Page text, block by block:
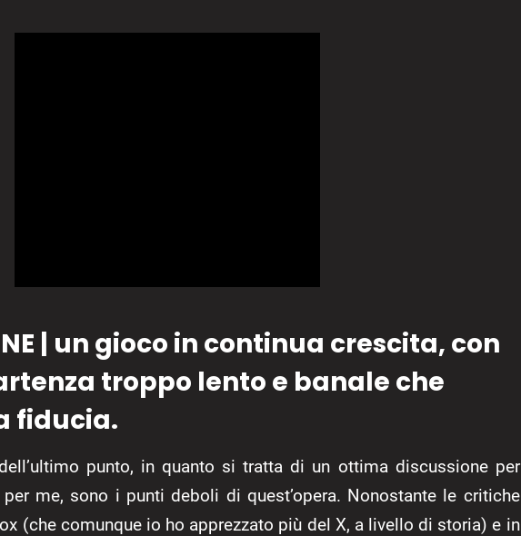
| un gioco in continua crescita, con
troppo lento e banale che
fiducia.
punto, in quanto si tratta di un ottima discussione per
me, sono i punti deboli di quest’opera. Nonostante le critiche
(che comunque io ho apprezzato più del X, a livello di storia) e in